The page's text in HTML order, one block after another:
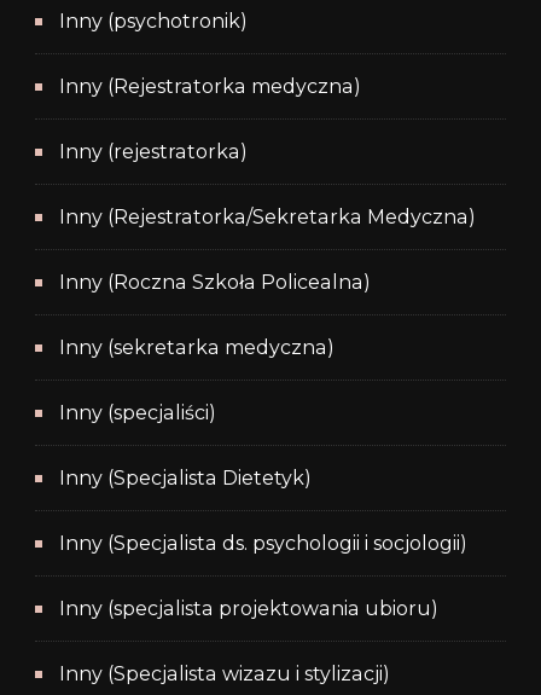
Inny (psychotronik)
Inny (Rejestratorka medyczna)
Inny (rejestratorka)
Inny (Rejestratorka/Sekretarka Medyczna)
Inny (Roczna Szkoła Policealna)
Inny (sekretarka medyczna)
Inny (specjaliści)
Inny (Specjalista Dietetyk)
Inny (Specjalista ds. psychologii i socjologii)
Inny (specjalista projektowania ubioru)
Inny (Specjalista wizazu i stylizacji)